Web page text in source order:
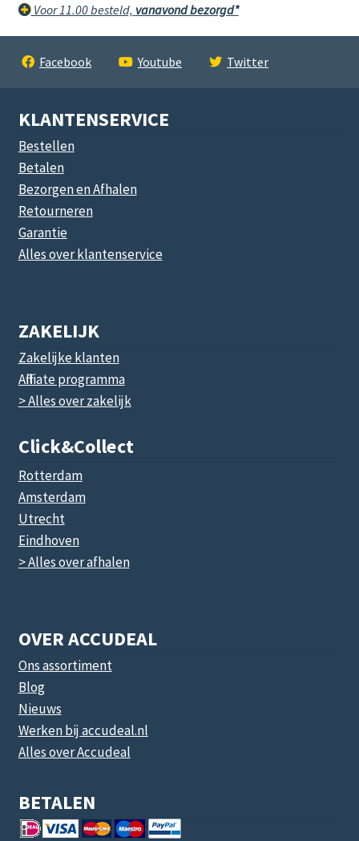
Voor 11.00 besteld, vanavond bezorgd*
Facebook Youtube Twitter
KLANTENSERVICE
Bestellen
Betalen
Bezorgen en Afhalen
Retourneren
Garantie
Alles over klantenservice
ZAKELIJK
Zakelijke klanten
Affiliate programma
> Alles over zakelijk
Click&collect
Rotterdam
Amsterdam
Utrecht
Eindhoven
> Alles over afhalen
OVER ACCUDEAL
Ons assortiment
Blog
Nieuws
Werken bij accudeal.nl
Alles over Accudeal
BETALEN